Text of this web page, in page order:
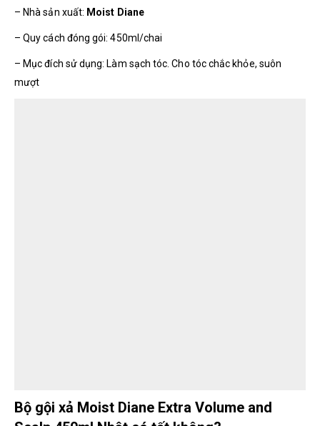
– Nhà sản xuất: Moist Diane
– Quy cách đóng gói: 450ml/chai
– Mục đích sử dụng: Làm sạch tóc. Cho tóc chắc khỏe, suôn
mượt
Bộ gội xả Moist Diane Extra Volume and